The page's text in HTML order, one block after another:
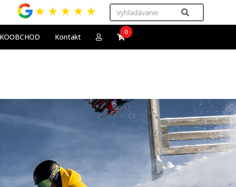
★ ★ ★ ★ ★
Kontakt
0